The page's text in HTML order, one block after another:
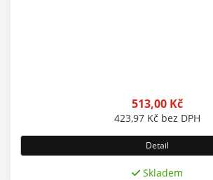
513,00 Kč
423,97 Kč bez DPH
Detail
Skladem